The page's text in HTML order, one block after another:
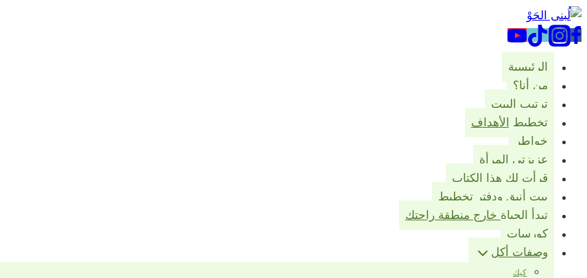
التجاوز
إلى
المحتوى
الرئيسية
من أنا؟
ترتيب البيت
تخطيط الأهداف
خواطر
عزيزتي المرأة
قرأت لك هذا الكتاب
بيت أنيق ودفتر تخطيط
تبدأ الحياة خارج منطقة راحتك
كورسات
وصفات أكل
كيك